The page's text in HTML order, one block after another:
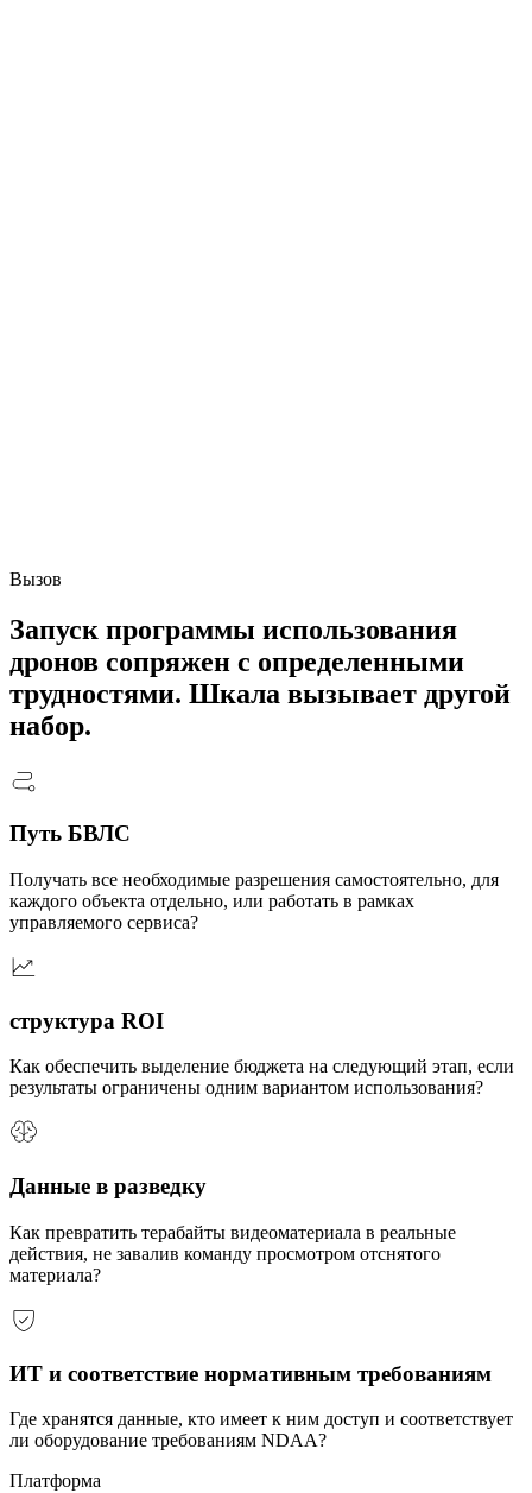
Вызов
Запуск программы использования
дронов сопряжен с определенными
трудностями. Шкала вызывает другой
набор.
Путь БВЛС
Получать все необходимые разрешения самостоятельно, для
каждого объекта отдельно, или работать в рамках
управляемого сервиса?
структура ROI
Как обеспечить выделение бюджета на следующий этап, если
результаты ограничены одним вариантом использования?
Данные в разведку
Как превратить терабайты видеоматериала в реальные
действия, не завалив команду просмотром отснятого
материала?
ИТ и соответствие нормативным требованиям
Где хранятся данные, кто имеет к ним доступ и соответствует
ли оборудование требованиям NDAA?
Платформа